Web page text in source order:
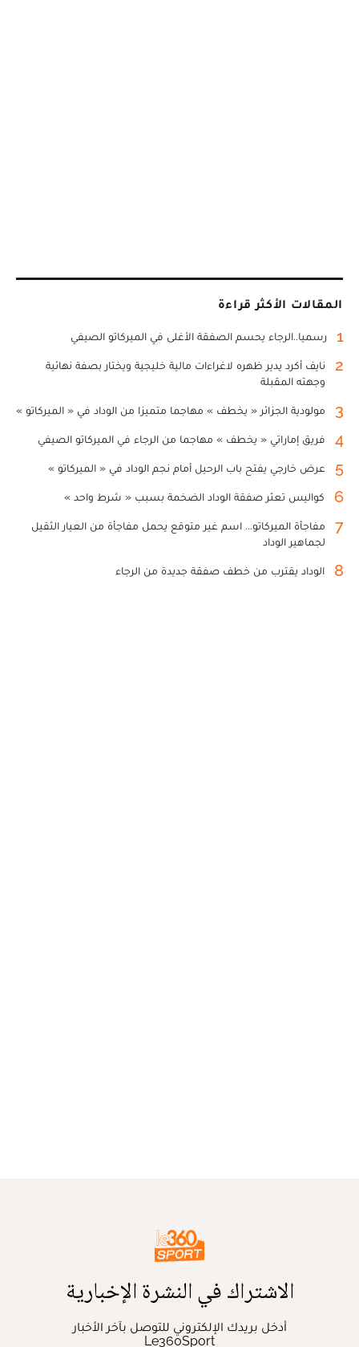
المقالات الأكثر قراءة
1 رسميا..الرجاء يحسم الصفقة الأغلى في الميركاتو الصيفي
2
نايف أكرد يدير ظهره لاغراءات مالية خليجية ويختار بصفة نهائية
مولودية الجزائر « يخطف » مهاجما متميزا من الوداد في « الميركاتو »
4 فريق إماراتي « يخطف » مهاجما من الرجاء في الميركاتو الصيفي
5 عرض خارجي يفتح باب الرحيل أمام نجم الوداد في « الميركاتو »
6 كواليس تعثر صفقة الوداد الضخمة بسبب « شرط واحد »
7
مفاجأة الميركاتو... اسم غير متوقع يحمل مفاجأة من العيار الثقيل
الوداد يقترب من خطف صفقة جديدة من الرجاء
الاشتراك في النشرة الإخبارية
أدخل بريدك الإلكتروني للتوصل بآخر الأخبار